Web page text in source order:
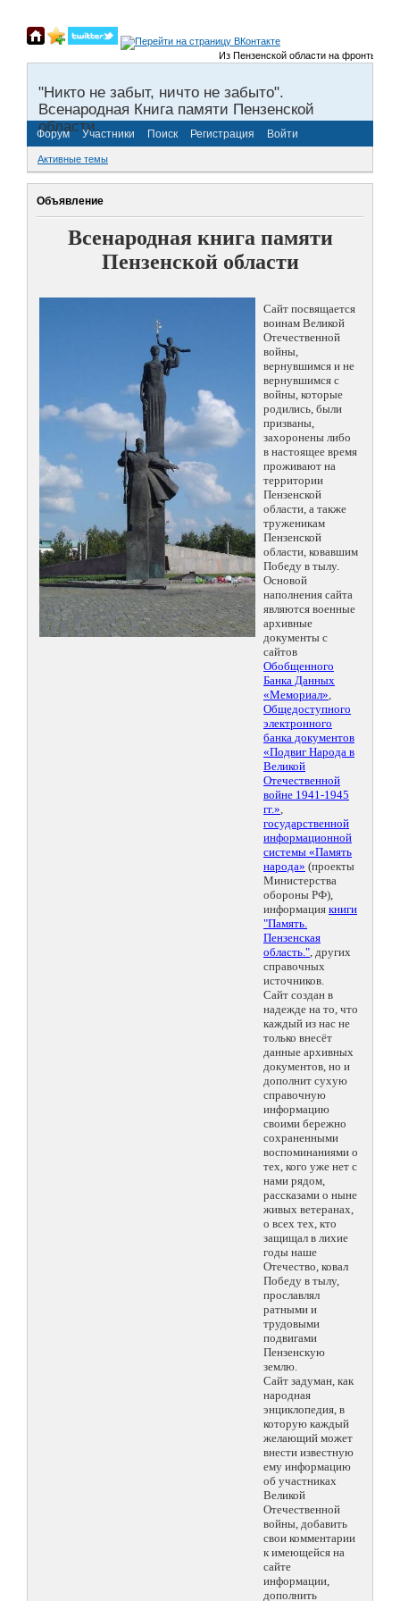
Из Пензенской области на фронты
"Никто не забыт, ничто не забыто".
Всенародная Книга памяти Пензенской
области.
Форум Участники Поиск Регистрация Войти
Активные темы
Объявление
Всенародная книга памяти
Пензенской области
Сайт посвящается
воинам Великой
Отечественной
войны,
вернувшимся и не
вернувшимся с
войны, которые
родились, были
призваны,
захоронены либо
в настоящее время
проживают на
территории
Пензенской
области, а также
труженикам
Пензенской
области, ковавшим
Победу в тылу.
Основой
наполнения сайта
являются военные
архивные
документы с
сайтов
Обобщенного
Банка Данных
«Мемориал»,
Общедоступного
электронного
банка документов
«Подвиг Народа в
Великой
Отечественной
войне 1941-1945
гг.»,
государственной
информационной
системы «Память
народа» (проекты
Министерства
обороны РФ),
информация книги
"Память.
Пензенская
область.", других
справочных
источников.
Сайт создан в
надежде на то, что
каждый из нас не
только внесёт
данные архивных
документов, но и
дополнит сухую
справочную
информацию
своими бережно
сохраненными
воспоминаниями о
тех, кого уже нет с
нами рядом,
рассказами о ныне
живых ветеранах,
о всех тех, кто
защищал в лихие
годы наше
Отечество, ковал
Победу в тылу,
прославлял
ратными и
трудовыми
подвигами
Пензенскую
землю.
Сайт задуман, как
народная
энциклопедия, в
которую каждый
желающий может
внести известную
ему информацию
об участниках
Великой
Отечественной
войны, добавить
свои комментарии
к имеющейся на
сайте
информации,
дополнить